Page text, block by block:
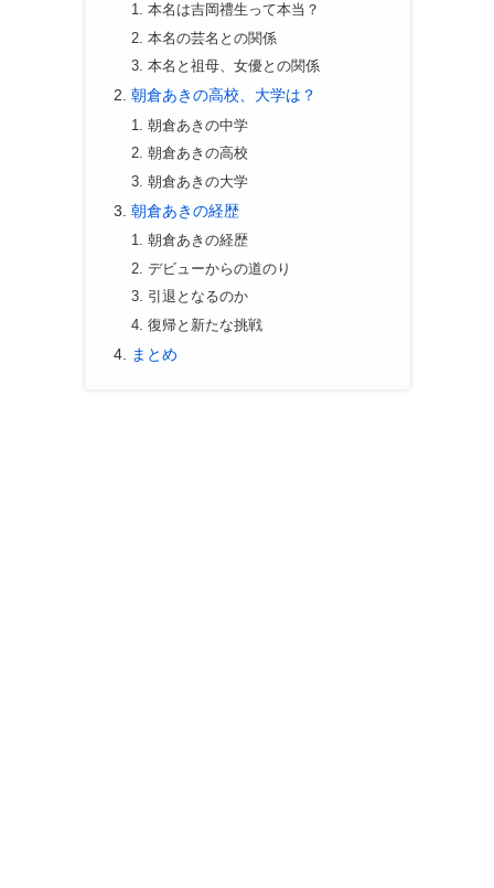
本名は吉岡禮生って本当？
本名の芸名との関係
本名と祖母、女優との関係
朝倉あきの高校、大学は？
朝倉あきの中学
朝倉あきの高校
朝倉あきの大学
朝倉あきの経歴
朝倉あきの経歴
デビューからの道のり
引退となるのか
復帰と新たな挑戦
まとめ